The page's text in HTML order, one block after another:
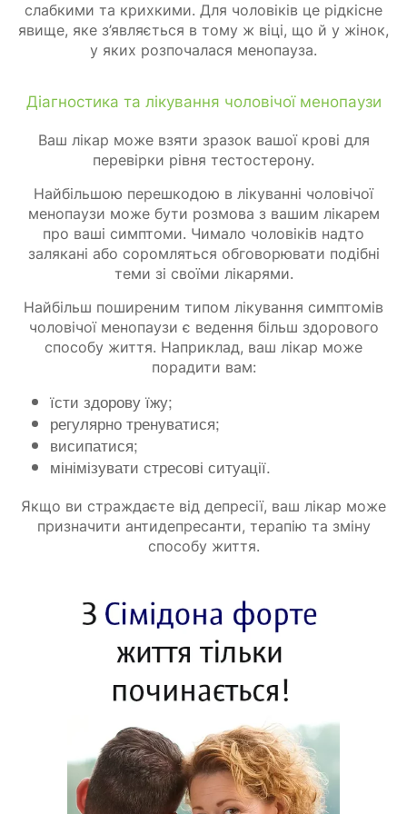
слабкими та крихкими. Для чоловіків це рідкісне
явище, яке з’являється в тому ж віці, що й у жінок,
у яких розпочалася менопауза.
Діагностика та лікування чоловічої менопаузи
Ваш лікар може взяти зразок вашої крові для
перевірки рівня тестостерону.
Найбільшою перешкодою в лікуванні чоловічої
менопаузи може бути розмова з вашим лікарем
про ваші симптоми. Чимало чоловіків надто
залякані або соромляться обговорювати подібні
теми зі своїми лікарями.
Найбільш поширеним типом лікування симптомів
чоловічої менопаузи є ведення більш здорового
способу життя. Наприклад, ваш лікар може
порадити вам:
їсти здорову їжу;
регулярно тренуватися;
висипатися;
мінімізувати стресові ситуації.
Якщо ви страждаєте від депресії, ваш лікар може
призначити антидепресанти, терапію та зміну
способу життя.